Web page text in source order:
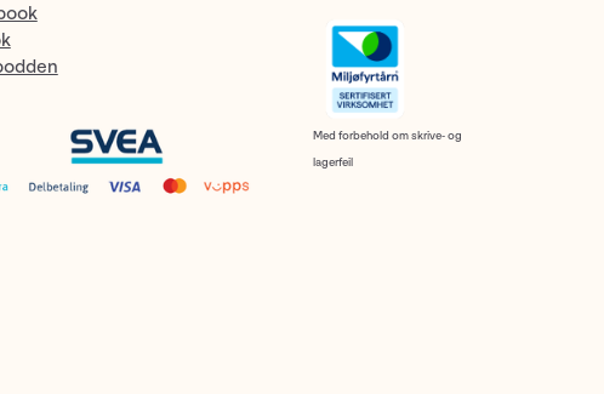
Med forbehold om skrive- og
lagerfeil